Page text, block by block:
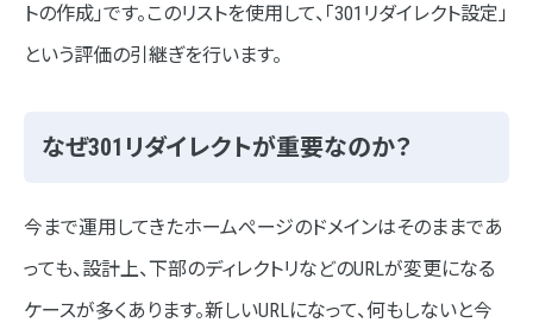
トの作成」です。このリストを使用して、「301リダイレクト設定」
という評価の引継ぎを行います。
なぜ301リダイレクトが重要なのか？
今まで運用してきたホームぺージのドメインはそのままであ
っても、設計上、下部のディレクトリなどのURLが変更になる
ケースが多くあります。新しいURLになって、何もしないと今